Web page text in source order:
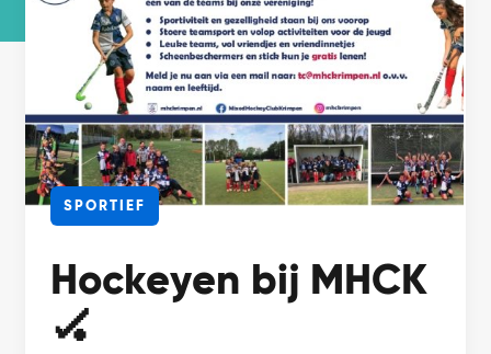
SPORTIEF
Hockeyen bij MHCK
🏑